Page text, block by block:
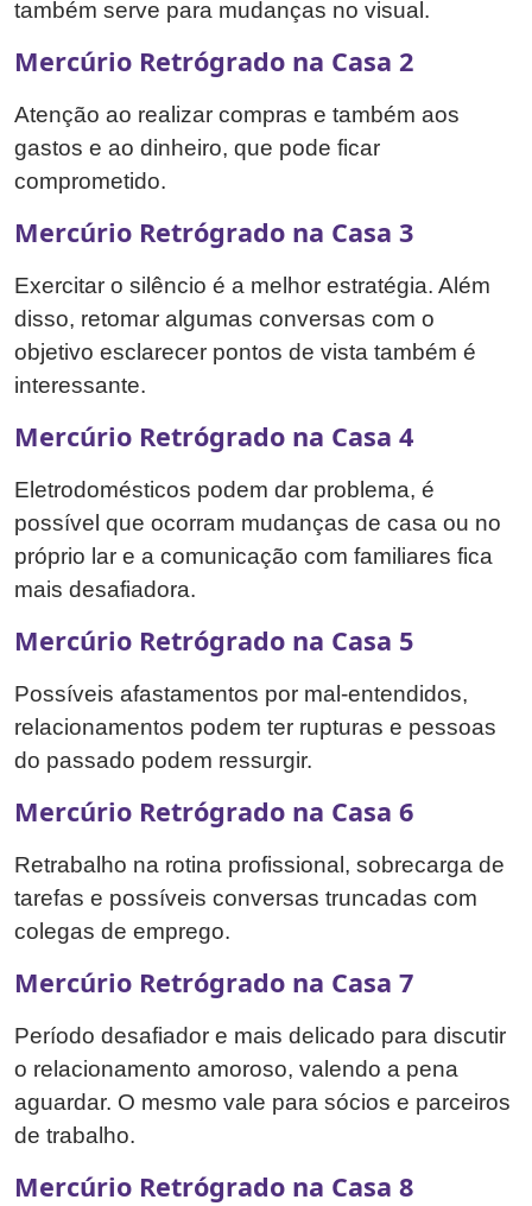
também serve para mudanças no visual.
Mercúrio Retrógrado na Casa 2
Atenção ao realizar compras e também aos
gastos e ao dinheiro, que pode ficar
comprometido.
Mercúrio Retrógrado na Casa 3
Exercitar o silêncio é a melhor estratégia. Além
disso, retomar algumas conversas com o
objetivo esclarecer pontos de vista também é
interessante.
Mercúrio Retrógrado na Casa 4
Eletrodomésticos podem dar problema, é
possível que ocorram mudanças de casa ou no
próprio lar e a comunicação com familiares fica
mais desafiadora.
Mercúrio Retrógrado na Casa 5
Possíveis afastamentos por mal-entendidos,
relacionamentos podem ter rupturas e pessoas
do passado podem ressurgir.
Mercúrio Retrógrado na Casa 6
Retrabalho na rotina profissional, sobrecarga de
tarefas e possíveis conversas truncadas com
colegas de emprego.
Mercúrio Retrógrado na Casa 7
Período desafiador e mais delicado para discutir
o relacionamento amoroso, valendo a pena
aguardar. O mesmo vale para sócios e parceiros
de trabalho.
Mercúrio Retrógrado na Casa 8